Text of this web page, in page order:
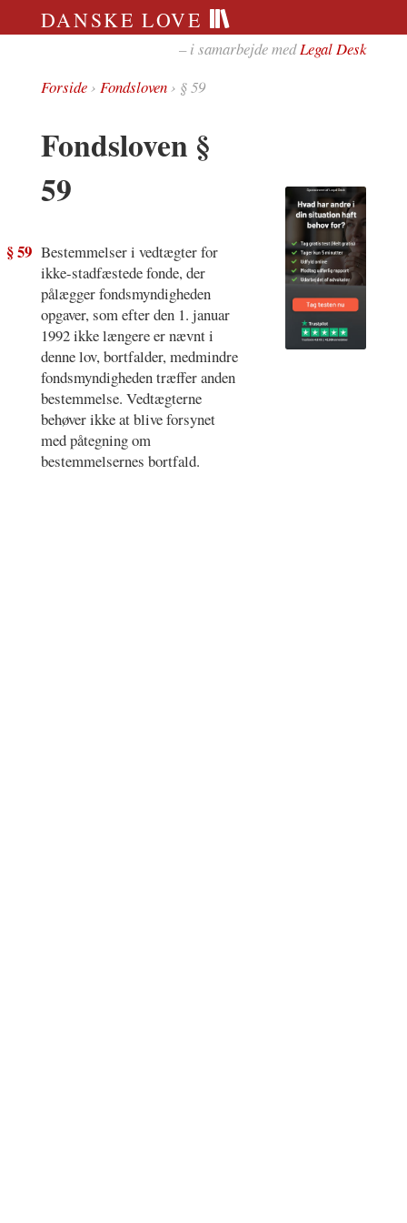
DANSKE LOVE
– i samarbejde medLegal Desk
Forside› Fondsloven› § 59
Fondsloven §
59
§ 59 Bestemmelser i vedtægter for
ikke-stadfæstede fonde, der
pålægger fondsmyndigheden
opgaver, som efter den 1. januar
1992 ikke længere er nævnt i
denne lov, bortfalder, medmindre
fondsmyndigheden træffer anden
bestemmelse. Vedtægterne
behøver ikke at blive forsynet
med påtegning om
bestemmelsernes bortfald.